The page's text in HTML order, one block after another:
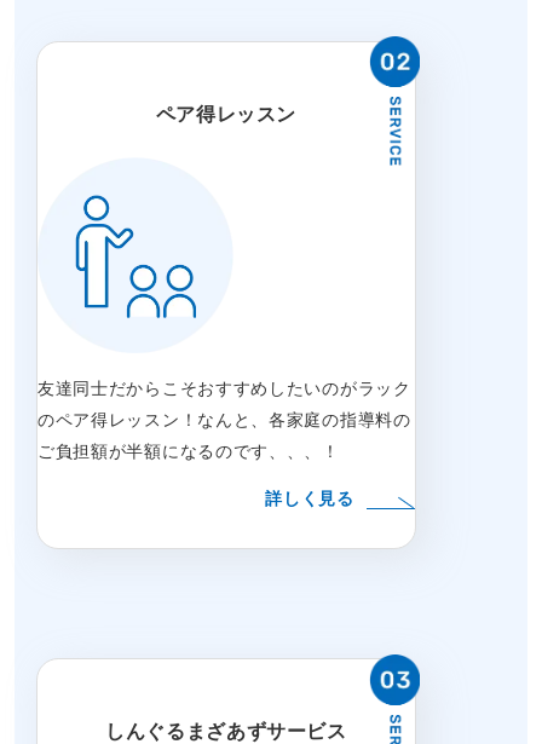
ペア得レッスン
友達同士だからこそおすすめしたいのがラック
のペア得レッスン！なんと、各家庭の指導料の
ご負担額が半額になるのです、、、！
詳しく見る
しんぐるまざあずサービス